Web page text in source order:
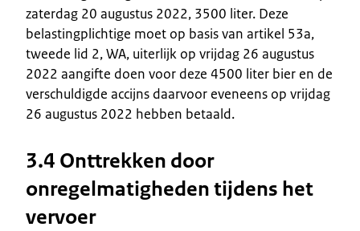
zaterdag 20 augustus 2022, 3500 liter. Deze
belastingplichtige moet op basis van artikel 53a,
tweede lid 2, WA, uiterlijk op vrijdag 26 augustus
2022 aangifte doen voor deze 4500 liter bier en de
verschuldigde accijns daarvoor eveneens op vrijdag
26 augustus 2022 hebben betaald.
3.4 Onttrekken door
onregelmatigheden tijdens het
vervoer